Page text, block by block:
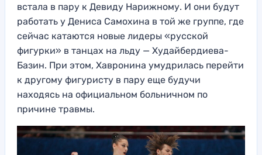
встала в пару к Девиду Нарижному. И они будут
работать у Дениса Самохина в той же группе, где
сейчас катаются новые лидеры «русской
фигурки» в танцах на льду — Худайбердиева-
Базин. При этом, Хавронина умудрилась перейти
к другому фигуристу в пару еще будучи
находясь на официальном больничном по
причине травмы.